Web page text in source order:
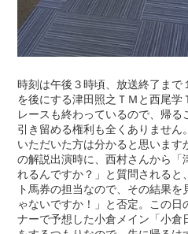
時刻は午後３時頃、放送終了まで
を後にする津田照之ＴＭと西尾学
レースも終わっているので、帰
引き留める権利も全くありません
いただいた方は分かると思います
の解説出演時に、西村さんから「
れるんですか？」と質問されると
ト馬券の担当なので、その結果
ゃないですか！」と否定。この
ナーで予想した小倉メイン「小倉